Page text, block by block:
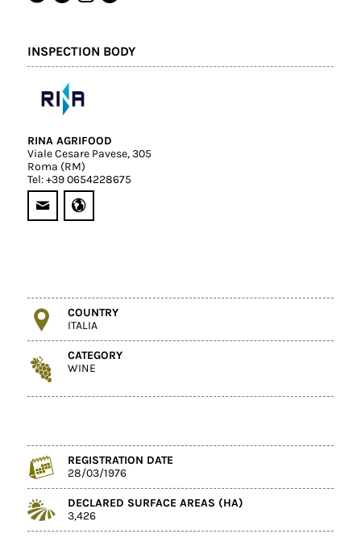
INSPECTION BODY
RINA AGRIFOOD
Viale Cesare Pavese, 305
Roma (RM)
Tel: +39 0654228675
COUNTRY
ITALIA
CATEGORY
WINE
REGISTRATION DATE
28/03/1976
DECLARED SURFACE AREAS (HA)
3,426